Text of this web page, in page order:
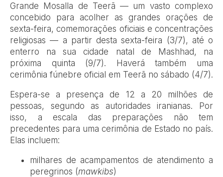
Grande Mosalla de Teerã — um vasto complexo
concebido para acolher as grandes orações de
sexta-feira, comemorações oficiais e concentrações
religiosas — a partir desta sexta-feira (3/7), até o
enterro na sua cidade natal de Mashhad, na
próxima quinta (9/7). Haverá também uma
cerimônia fúnebre oficial em Teerã no sábado (4/7).
Espera-se a presença de 12 a 20 milhões de
pessoas, segundo as autoridades iranianas. Por
isso, a escala das preparações não tem
precedentes para uma cerimônia de Estado no país.
Elas incluem:
milhares de acampamentos de atendimento a
peregrinos (mawkibs)